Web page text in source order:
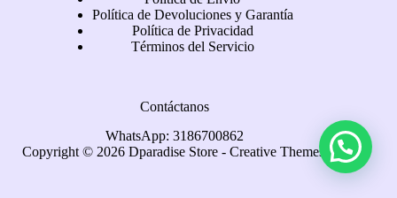
Política de Devoluciones y Garantía
Política de Privacidad
Términos del Servicio
Contáctanos
WhatsApp: 3186700862
Copyright © 2026 Dparadise Store - Creative Themes